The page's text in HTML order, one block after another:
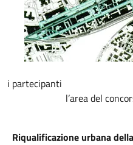
i
l’area del
Riqualificazione urbana